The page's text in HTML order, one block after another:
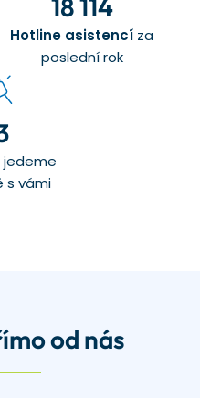
18 114
Hotline asistencí za
poslední rok
s vámi
od nás